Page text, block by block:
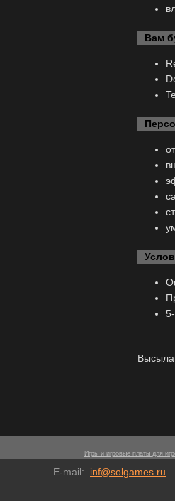
Вам
Игры и игровые платы для
E-mail: inf@solgames.ru